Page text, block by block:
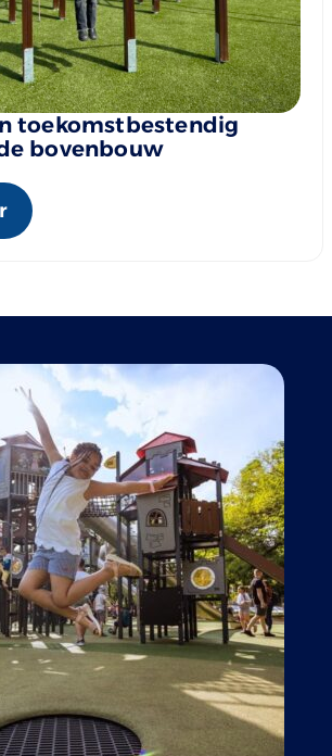
toekomstbestendig
bovenbouw